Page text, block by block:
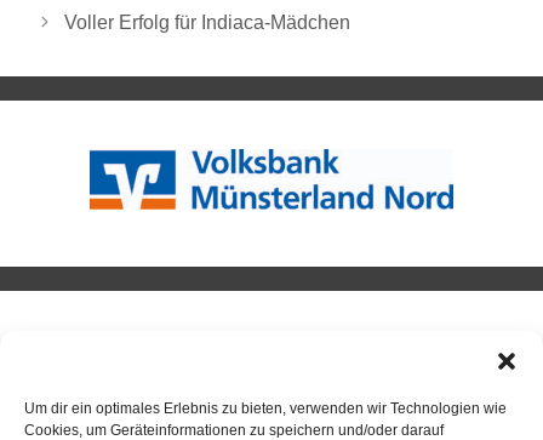
Um dir ein optimales Erlebnis zu bieten, verwenden wir Technologien wie
Cookies, um Geräteinformationen zu speichern und/oder darauf
Voller Erfolg für Indiaca-Mädchen
Neuigkeiten / Beiträge